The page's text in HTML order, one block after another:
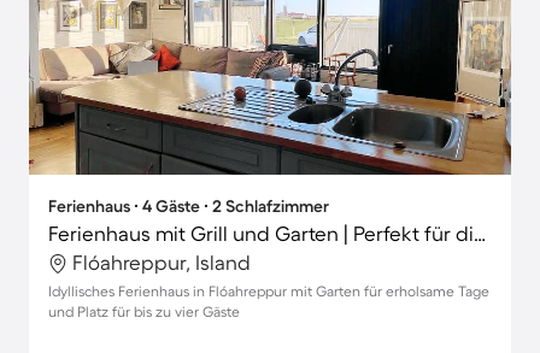
Ferienhaus ∙ 4 Gäste ∙ 2 Schlafzimmer
Ferienhaus mit Grill und Garten | Perfekt für die Arbeit von Zuhause
Flóahreppur, Island
Idyllisches Ferienhaus in Flóahreppur mit Garten für erholsame Tage
und Platz für bis zu vier Gäste